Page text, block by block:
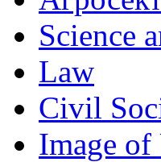
Science
Law
Civil
Image of